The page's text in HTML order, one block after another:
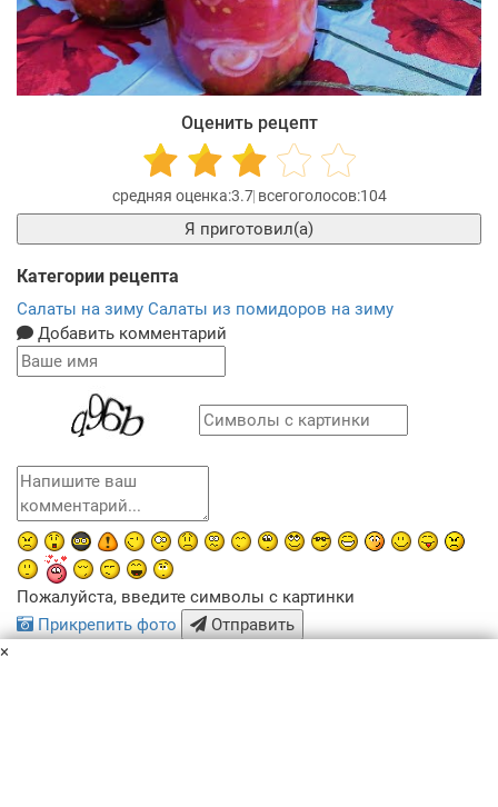
Оценить рецепт
3.7 104
Я приготовил(а)
Категории рецепта
Салаты на зиму Салаты из помидоров на зиму
Добавить комментарий
Пожалуйста, введите символы с картинки
Прикрепить фото
Отправить
×